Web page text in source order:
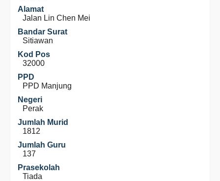
Alamat
Jalan Lin Chen Mei
Bandar Surat
Sitiawan
Kod Pos
32000
PPD
PPD Manjung
Negeri
Perak
Jumlah Murid
1812
Jumlah Guru
137
Prasekolah
Tiada